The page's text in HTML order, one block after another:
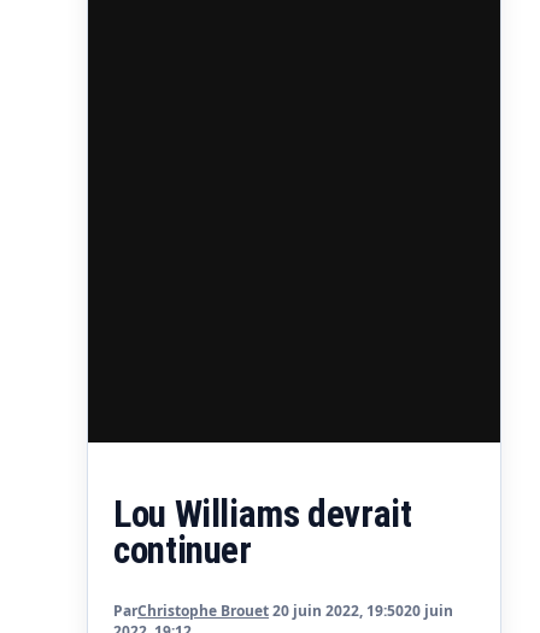
Lou Williams devrait
continuer
ParChristophe Brouet20 juin 2022, 19:5020 juin